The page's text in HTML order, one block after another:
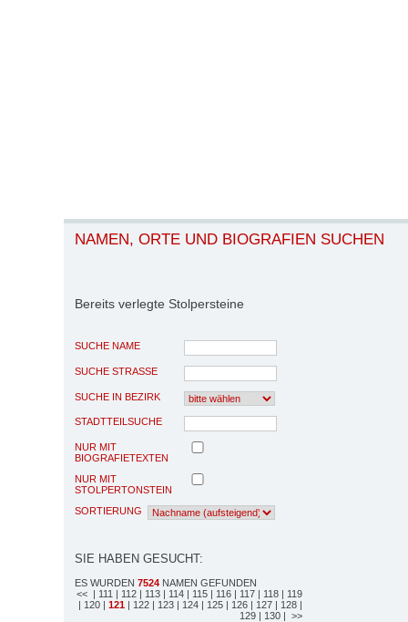
NAMEN, ORTE UND BIOGRAFIEN SUCHEN
Bereits verlegte Stolpersteine
SUCHE NAME
SUCHE STRASSE
SUCHE IN BEZIRK
STADTTEILSUCHE
NUR MIT
BIOGRAFIETEXTEN
NUR MIT
STOLPERTONSTEIN
SORTIERUNG
SIE HABEN GESUCHT:
ES WURDEN 7524 NAMEN GEFUNDEN
<< | 111 | 112 | 113 | 114 | 115 | 116 | 117 | 118 | 119
| 120 | 121 | 122 | 123 | 124 | 125 | 126 | 127 | 128 |
129 | 130 | >>